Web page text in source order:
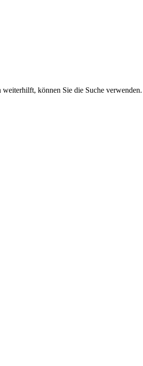
können Sie die Suche